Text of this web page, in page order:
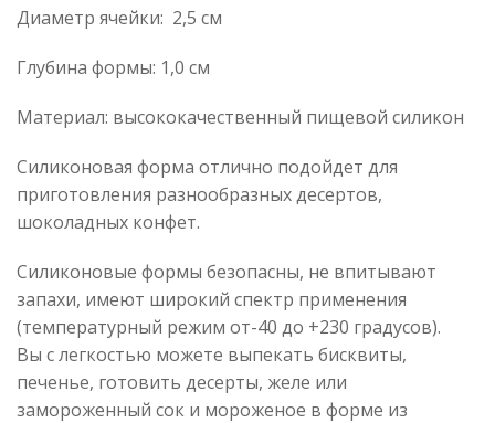
Диаметр ячейки: 2,5 см
Глубина формы: 1,0 см
Материал: высококачественный пищевой силикон
Силиконовая форма отлично подойдет для
приготовления разнообразных десертов,
шоколадных конфет.
Силиконовые формы безопасны, не впитывают
запахи, имеют широкий спектр применения
(температурный режим от-40 до +230 градусов).
Вы с легкостью можете выпекать бисквиты,
печенье, готовить десерты, желе или
замороженный сок и мороженое в форме из